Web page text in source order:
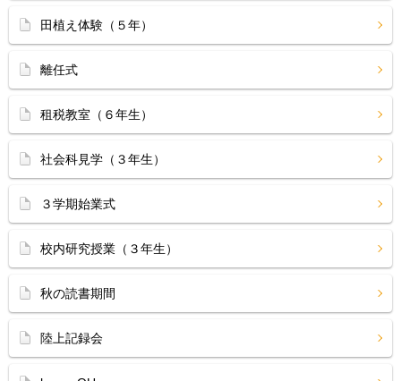
田植え体験（５年）
離任式
租税教室（６年生）
社会科見学（３年生）
３学期始業式
校内研究授業（３年生）
秋の読書期間
陸上記録会